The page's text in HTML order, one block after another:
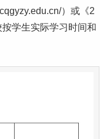
）或《2
学生实际学习时间和